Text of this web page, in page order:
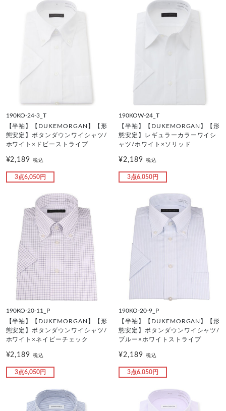
190KO-24-3_T
【半袖】【DUKEMORGAN】【形
態安定】ボタンダウンワイシャツ/
ホワイト×ドビーストライプ
¥2,189税込
3点6,050円
190KOW-24_T
【半袖】【DUKEMORGAN】【形
態安定】レギュラーカラーワイシ
ャツ/ホワイト×ソリッド
¥2,189 税込
3点6,050円
190KO-20-11_P
【半袖】【DUKEMORGAN】【形
態安定】ボタンダウンワイシャツ/
ホワイト×ネイビーチェック
¥2,189税込
3点6,050円
190KO-20-9_P
【半袖】【DUKEMORGAN】【形
態安定】ボタンダウンワイシャツ/
ブルー×ホワイトストライプ
¥2,189 税込
3点6,050円